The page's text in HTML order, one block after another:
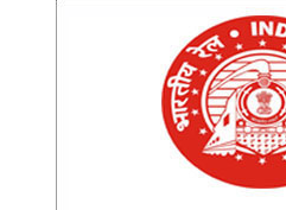
RRB NTPC CBT PDF Notes
RRB ALP(Loco Pilot) Study Kit
RRB Junior Engineer(JE) Kit
RRB Group-D Exam Study Kit